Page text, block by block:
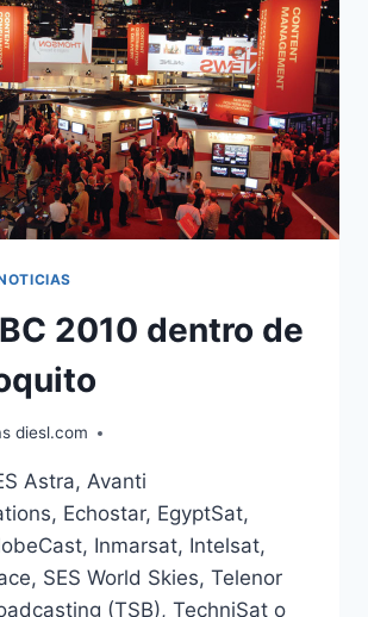
2010 dentro de
diesl.com
Astra, Avanti
Echostar, EgyptSat,
Inmarsat, Intelsat,
SES World Skies, Telenor
(TSB), TechniSat o